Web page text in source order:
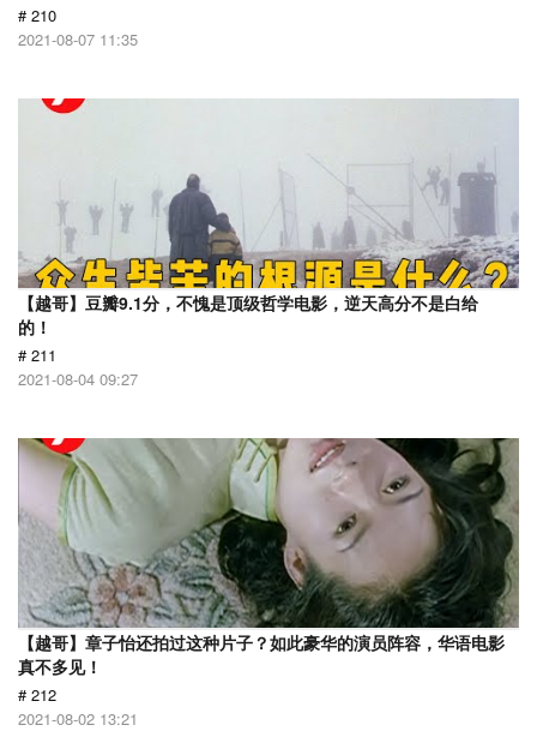
# 210
2021-08-07 11:35
【越哥】豆瓣9.1分，不愧是顶级哲学电影，逆天高分不是白给
的！
# 211
2021-08-04 09:27
【越哥】章子怡还拍过这种片子？如此豪华的演员阵容，华语电影
真不多见！
# 212
2021-08-02 13:21